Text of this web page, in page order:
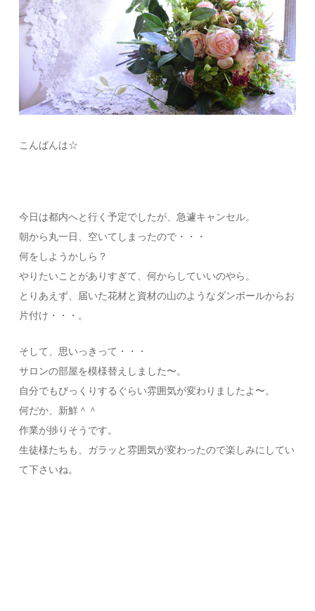
こんばんは☆
今日は都内へと行く予定でしたが、急遽キャンセル。
朝から丸一日、空いてしまったので・・・
何をしようかしら？
やりたいことがありすぎて、何からしていいのやら。
とりあえず、届いた花材と資材の山のようなダンボールからお
片付け・・・。
そして、思いっきって・・・
サロンの部屋を模様替えしました〜。
自分でもびっくりするぐらい雰囲気が変わりましたよ〜。
何だか、新鮮＾＾
作業が捗りそうです。
生徒様たちも、ガラッと雰囲気が変わったので楽しみにしてい
て下さいね。